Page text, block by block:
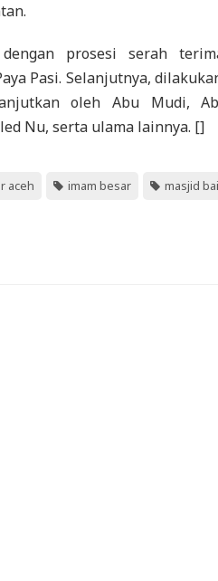
prosesi serah
Pasi. Selanjutnya,
oleh Abu Mudi,
Nu, serta ulama lainnya. []
aceh imam besar masjid